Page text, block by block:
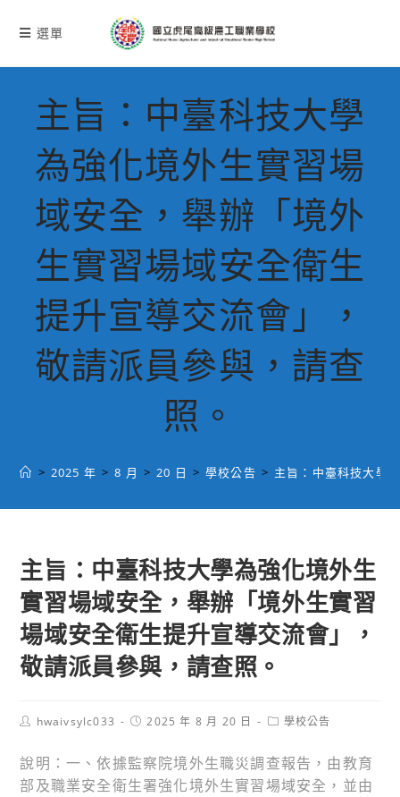
選單
主旨：中臺科技大學
為強化境外生實習場
域安全，舉辦「境外
生實習場域安全衛生
提升宣導交流會」，
敬請派員參與，請查
照。
> 2025 年 > 8 月 > 20 日 > 學校公告 > 主旨：中臺科技大學
主旨：中臺科技大學為強化境外生
實習場域安全，舉辦「境外生實習
場域安全衛生提升宣導交流會」，
敬請派員參與，請查照。
Posthwaivsylc033
Post2025 年 8 月 20 日
Post學校公告
說明：一、依據監察院境外生職災調查報告，由教育
部及職業安全衛生署強化境外生實習場域安全，並由